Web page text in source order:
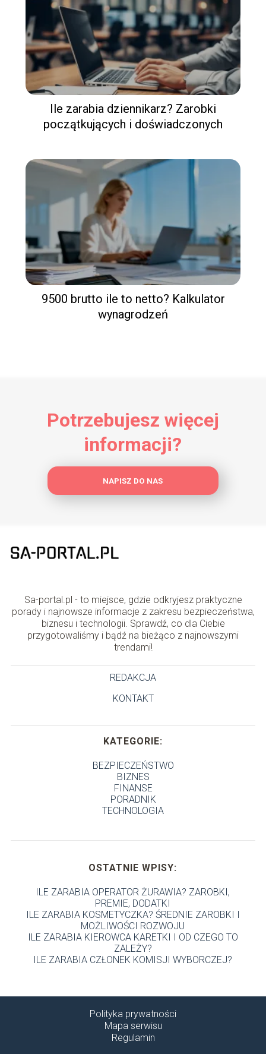
Ile zarabia dziennikarz? Zarobki
początkujących i doświadczonych
9500 brutto ile to netto? Kalkulator
wynagrodzeń
Potrzebujesz więcej
informacji?
NAPISZ DO NAS
Sa-portal.pl - to miejsce, gdzie odkryjesz praktyczne
porady i najnowsze informacje z zakresu bezpieczeństwa,
biznesu i technologii. Sprawdź, co dla Ciebie
przygotowaliśmy i bądź na bieżąco z najnowszymi
trendami!
REDAKCJA
KONTAKT
KATEGORIE:
BEZPIECZEŃSTWO
BIZNES
FINANSE
PORADNIK
TECHNOLOGIA
OSTATNIE WPISY:
ILE ZARABIA OPERATOR ŻURAWIA? ZAROBKI,
PREMIE, DODATKI
ILE ZARABIA KOSMETYCZKA? ŚREDNIE ZAROBKI I
MOŻLIWOŚCI ROZWOJU
ILE ZARABIA KIEROWCA KARETKI I OD CZEGO TO
ZALEŻY?
ILE ZARABIA CZŁONEK KOMISJI WYBORCZEJ?
Polityka prywatności
Mapa serwisu
Regulamin